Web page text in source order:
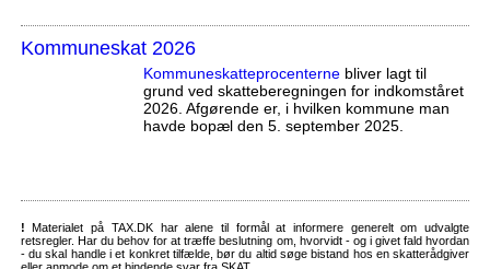
Kommuneskat 2026
Kommuneskatte­procenternebliver lagt til
grund ved skatteberegningen for indkomståret
2026. Afgørende er, i hvilken kommune man
havde bopæl den 5. september 2025.
! Materialet på TAX.DK har alene til formål at informere generelt om udvalgte
retsregler. Har du behov for at træffe beslutning om, hvorvidt - og i givet fald hvordan
- du skal handle i et konkret tilfælde, bør du altid søge bistand hos en skatterådgiver